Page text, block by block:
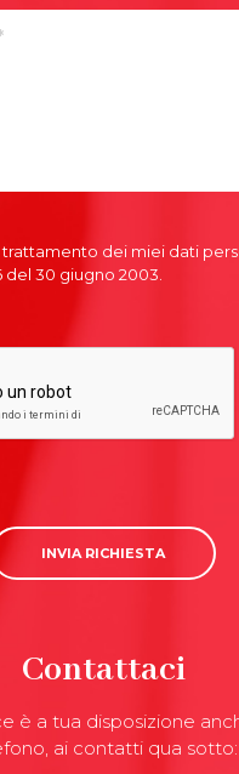
dei miei dati
del 30 giugno 2003.
INVIA RICHIESTA
Contattaci
è a tua disposizione
ai contatti qua sotto: